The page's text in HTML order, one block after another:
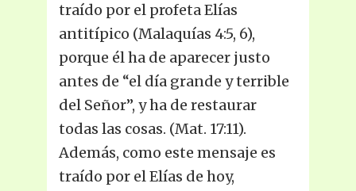
traído por el profeta Elías
antitípico (Malaquías 4:5, 6),
porque él ha de aparecer justo
antes de “el día grande y terrible
del Señor”, y ha de restaurar
todas las cosas. (Mat. 17:11).
Además, como este mensaje es
traído por el Elías de hoy,